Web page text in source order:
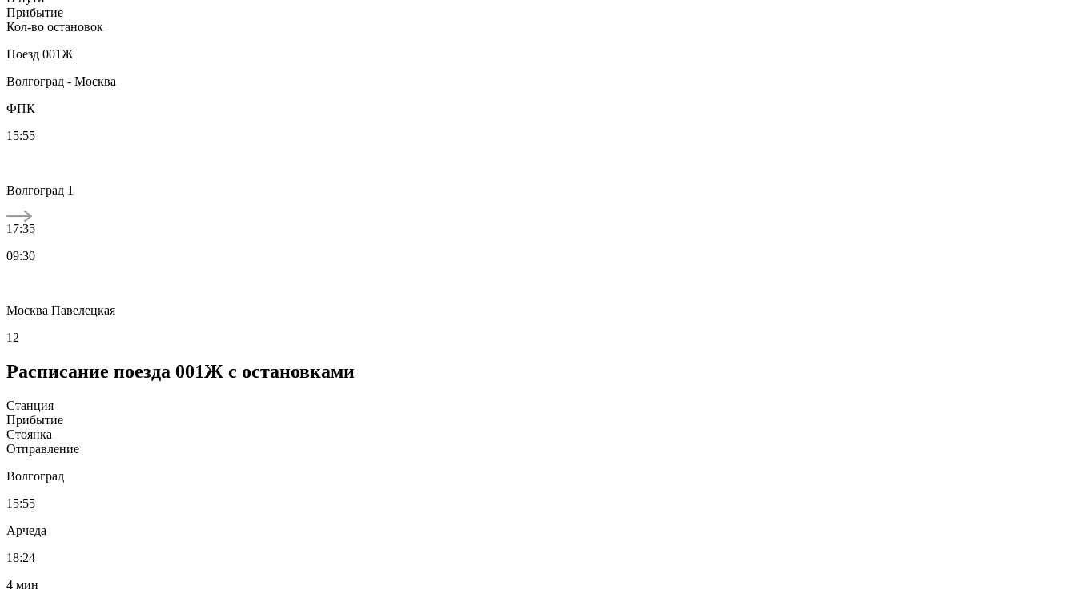
Прибытие
Кол-во остановок
Поезд 001Ж
Волгоград - Москва
ФПК
15:55
Волгоград 1
17:35
09:30
Москва Павелецкая
12
Расписание поезда 001Ж с остановками
Станция
Прибытие
Стоянка
Отправление
Волгоград
15:55
Арчеда
18:24
4 мин